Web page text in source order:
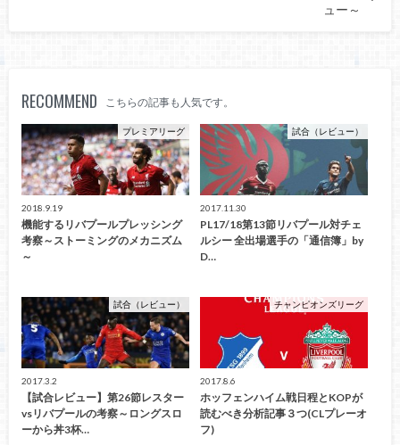
ュー～
RECOMMEND こちらの記事も人気です。
プレミアリーグ
2018.9.19
機能するリバプールプレッシング
考察～ストーミングのメカニズム
～
試合（レビュー）
2017.11.30
PL17/18第13節リバプール対チェ
ルシー 全出場選手の「通信簿」by
D…
試合（レビュー）
2017.3.2
【試合レビュー】第26節レスター
vsリバプールの考察～ロングスロ
ーから丼3杯…
チャンピオンズリーグ
2017.8.6
ホッフェンハイム戦日程とKOPが
読むべき分析記事３つ(CLプレーオ
フ)